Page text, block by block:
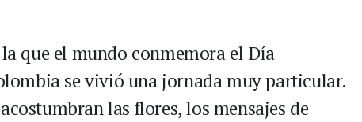
que el mundo conmemora el Día
se vivió una jornada muy particular.
las flores, los mensajes de